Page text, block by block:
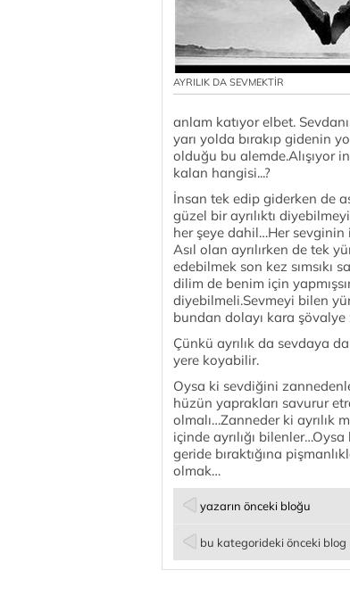
AYRILIK DA SEVMEKTİR
anlam katıyor elbet.
yarı yolda bırakıp gidenin
olduğu bu alemde.Alışıyor
kalan hangisi...?
İnsan tek edip giderken de
güzel bir ayrılıktı
her şeye dahil…Her sevginin
Asıl olan ayrılırken de tek
edebilmek son kez sımsıkı
dilim de benim için
diyebilmeli.Sevmeyi bilen
bundan dolayı kara şövalye
Çünkü ayrılık da sevdaya
yere koyabilir.
Oysa ki sevdiğini
hüzün yaprakları savurur
olmalı…Zanneder ki ayrılık
içinde ayrılığı
geride bıraktığına
olmak…
yazarın önceki bloğu
bu kategorideki önceki blog